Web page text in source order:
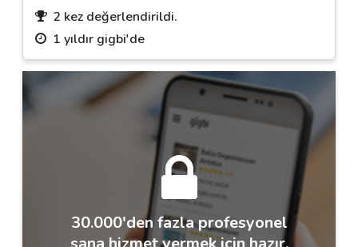
2 kez değerlendirildi.
1 yıldır gigbi'de
30.000'den fazla profesyonel